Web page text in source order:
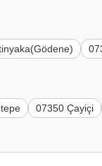
07350 Çayiçi